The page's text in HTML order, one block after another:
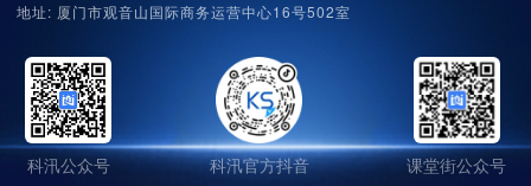
地址: 厦门市观音山国际商务运营中心16号502室
科汛公众号 科汛官方抖音 课堂街公众号